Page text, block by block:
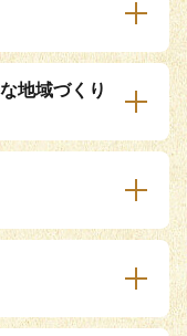
地域づくり